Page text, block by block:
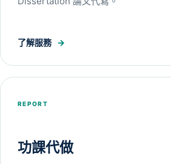
了解服務 →
REPORT
功課代做